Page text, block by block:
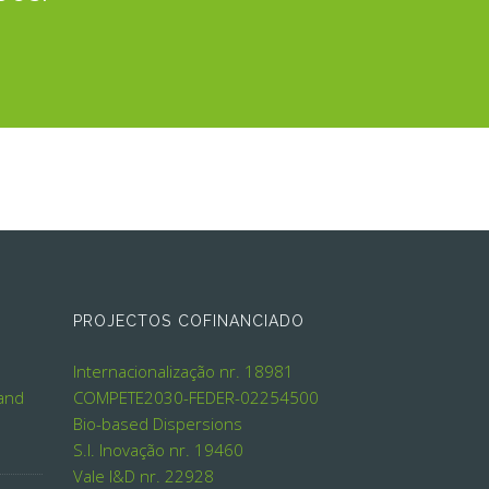
PROJECTOS COFINANCIADO
Internacionalização nr. 18981
COMPETE2030-FEDER-02254500
Bio-based Dispersions
S.I. Inovação nr. 19460
Vale I&D nr. 22928